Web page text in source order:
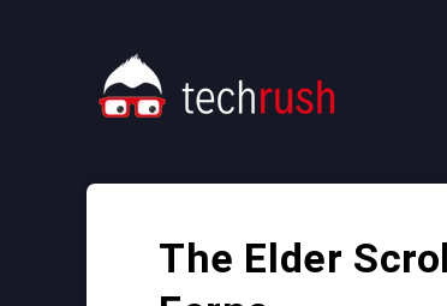
The Elder